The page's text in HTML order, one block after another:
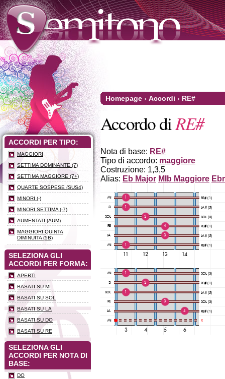
Homepage › Accordi › RE#
Accordo diRE#
Nota di base: RE#
Tipo di accordo: maggiore
Costruzione: 1,3,5
Alias: Eb Major MIb Maggiore
ACCORDI PER TIPO:
MAGGIORI
SETTIMA DOMINANTE (7)
SETTIMA MAGGIORE (7+)
QUARTE SOSPESE (SUS4)
MINORI (-)
MINORI SETTIMA (-7)
AUMENTATI (AUM)
MAGGIORI QUINTA
DIMINUITA (5B)
SELEZIONA GLI
ACCORDI PER FORMA:
APERTI
BASATI SU MI
BASATI SU SOL
BASATI SU LA
BASATI SU DO
BASATI SU RE
SELEZIONA GLI
ACCORDI PER NOTA DI
BASE:
DO